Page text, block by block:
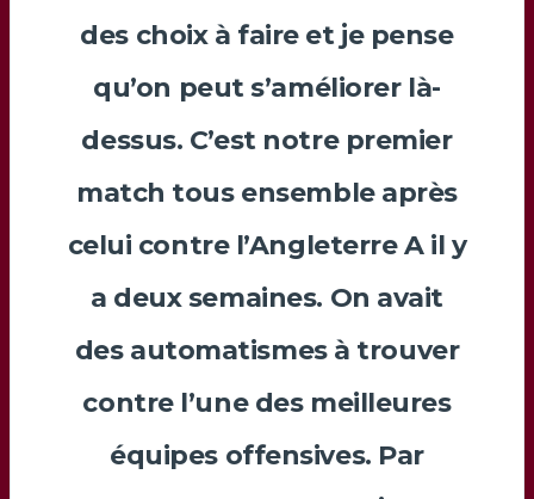
des choix à faire et je pense
qu’on peut s’améliorer là-
dessus. C’est notre premier
match tous ensemble après
celui contre l’Angleterre A il y
a deux semaines. On avait
des automatismes à trouver
contre l’une des meilleures
équipes offensives. Par